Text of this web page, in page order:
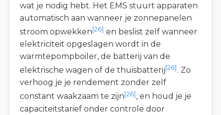
wat je nodig hebt. Het EMS stuurt apparaten
automatisch aan wanneer je zonnepanelen
stroom opwekken[26] en beslist zelf wanneer
elektriciteit opgeslagen wordt in de
warmtepompboiler, de batterij van de
elektrische wagen of de thuisbatterij[26]. Zo
verhoog je je rendement zonder zelf
constant waakzaam te zijn[26], en houd je je
capaciteitstarief onder controle door